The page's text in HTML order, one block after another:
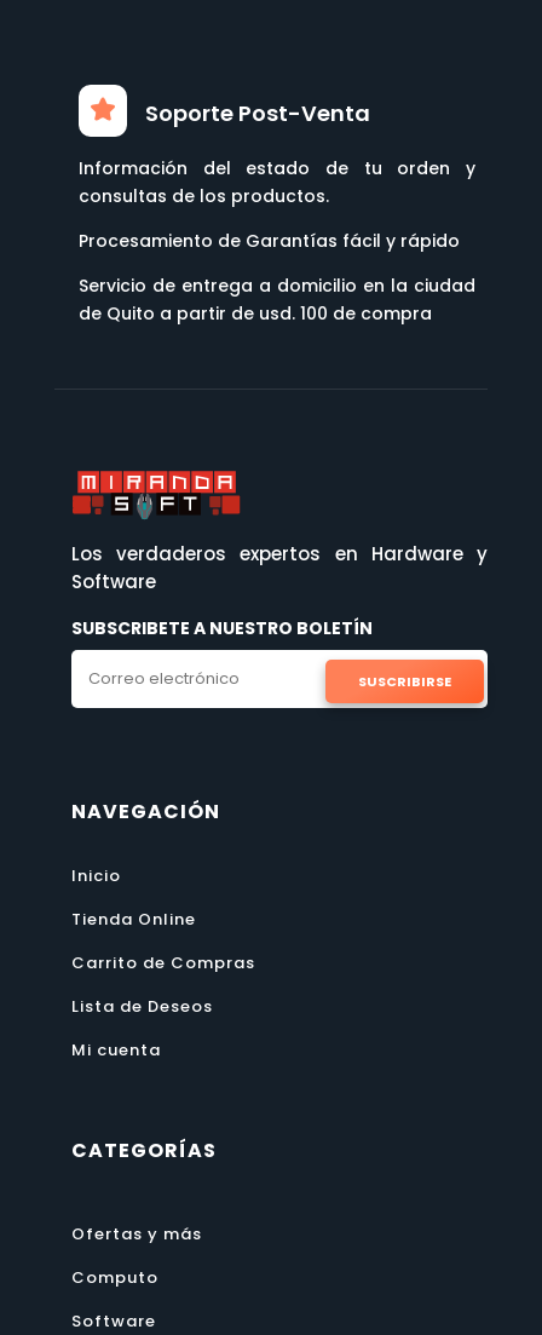
Soporte Post-Venta
Información del estado de tu orden y
consultas de los productos.
Procesamiento de Garantías fácil y rápido
Servicio de entrega a domicilio en la ciudad
de Quito a partir de usd. 100 de compra
Los verdaderos expertos en Hardware y
Software
SUBSCRIBETE A NUESTRO BOLETÍN
SUSCRIBIRSE
NAVEGACIÓN
Inicio
Tienda Online
Carrito de Compras
Lista de Deseos
Mi cuenta
CATEGORÍAS
Ofertas y más
Computo
Software